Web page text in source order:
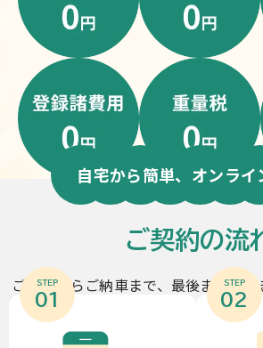
自宅から簡単、オンライ
ご契約の流
ご契約からご納車まで、最後までお付
STEP
01
STEP
02